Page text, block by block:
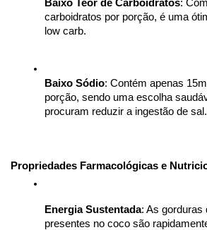
Baixo Teor de Carboidratos:
carboidratos por porção, é uma
low carb.
Baixo Sódio: Contém apenas
porção, sendo uma escolha
procuram reduzir a ingestão de sal.
Propriedades Farmacológicas e
Energia Sustentada: As gorduras
presentes no coco são